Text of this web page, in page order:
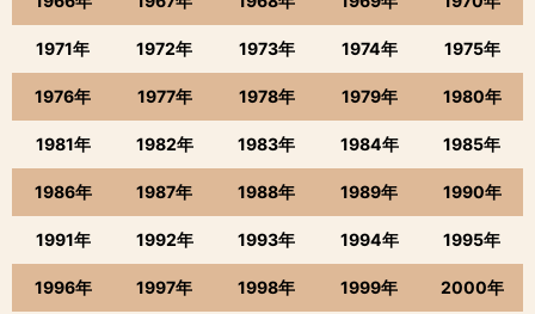
1971年 1972年 1973年 1974年 1975年
1976年 1977年 1978年 1979年 1980年
1981年 1982年 1983年 1984年 1985年
1986年 1987年 1988年 1989年 1990年
1991年 1992年 1993年 1994年 1995年
1996年 1997年 1998年 1999年 2000年